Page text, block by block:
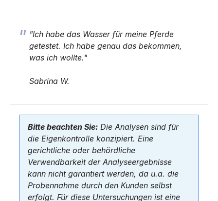
"Ich habe das Wasser für meine Pferde
getestet. Ich habe genau das bekommen,
was ich wollte."
Sabrina W.
Bitte beachten Sie: Die Analysen sind für
die Eigenkontrolle konzipiert. Eine
gerichtliche oder behördliche
Verwendbarkeit der Analyseergebnisse
kann nicht garantiert werden, da u.a. die
Probennahme durch den Kunden selbst
erfolgt. Für diese Untersuchungen ist eine